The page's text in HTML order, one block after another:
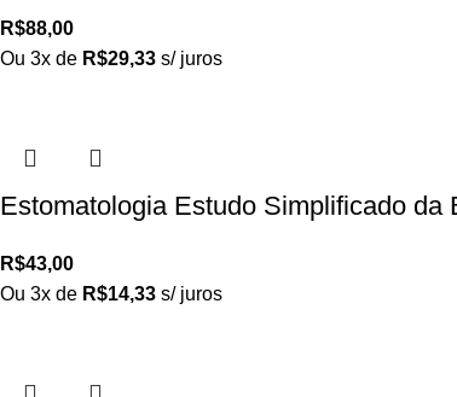
R$88,00
Ou 3x de R$29,33 s/ juros
Estomatologia Estudo Simplificado da
R$43,00
Ou 3x de R$14,33 s/ juros